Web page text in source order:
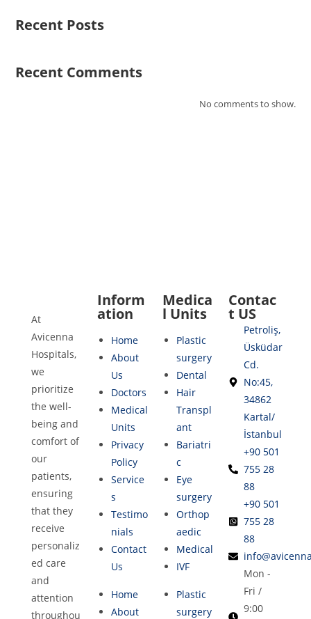
Recent Posts
Recent Comments
No comments to show.
At
Avicenna
Hospitals,
we
prioritize
the well-
being and
comfort of
our
patients,
ensuring
that they
receive
personaliz
ed care
and
attention
throughou
Inform
ation
Home
About
Us
Doctors
Medical
Units
Privacy
Policy
Service
s
Testimo
nials
Contact
Us
Home
About
Medica
l Units
Plastic
surgery
Dental
Hair
Transpl
ant
Bariatri
c
Eye
surgery
Orthop
aedic
Medical
IVF
Plastic
surgery
Contac
t US
Petroliş,
Üsküdar
Cd.
No:45,
34862
Kartal/
İstanbul
+90 501
755 28
88
+90 501
755 28
88
Mon -
Fri /
9:00